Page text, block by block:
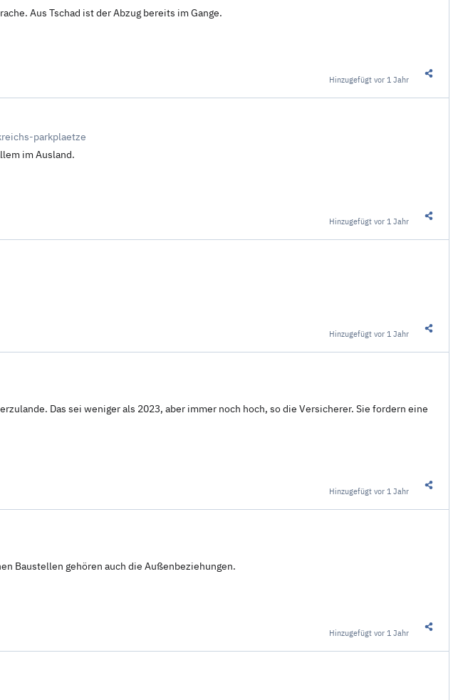
Aus Tschad ist der Abzug bereits im Gange.
Hinzugefügtvor 1 Jahr
parkplaetze
im Ausland.
Hinzugefügtvor 1 Jahr
Hinzugefügtvor 1 Jahr
Das sei weniger als 2023, aber immer noch hoch, so die Versicherer. Sie fordern eine
Hinzugefügtvor 1 Jahr
Baustellen gehören auch die Außenbeziehungen.
Hinzugefügtvor 1 Jahr